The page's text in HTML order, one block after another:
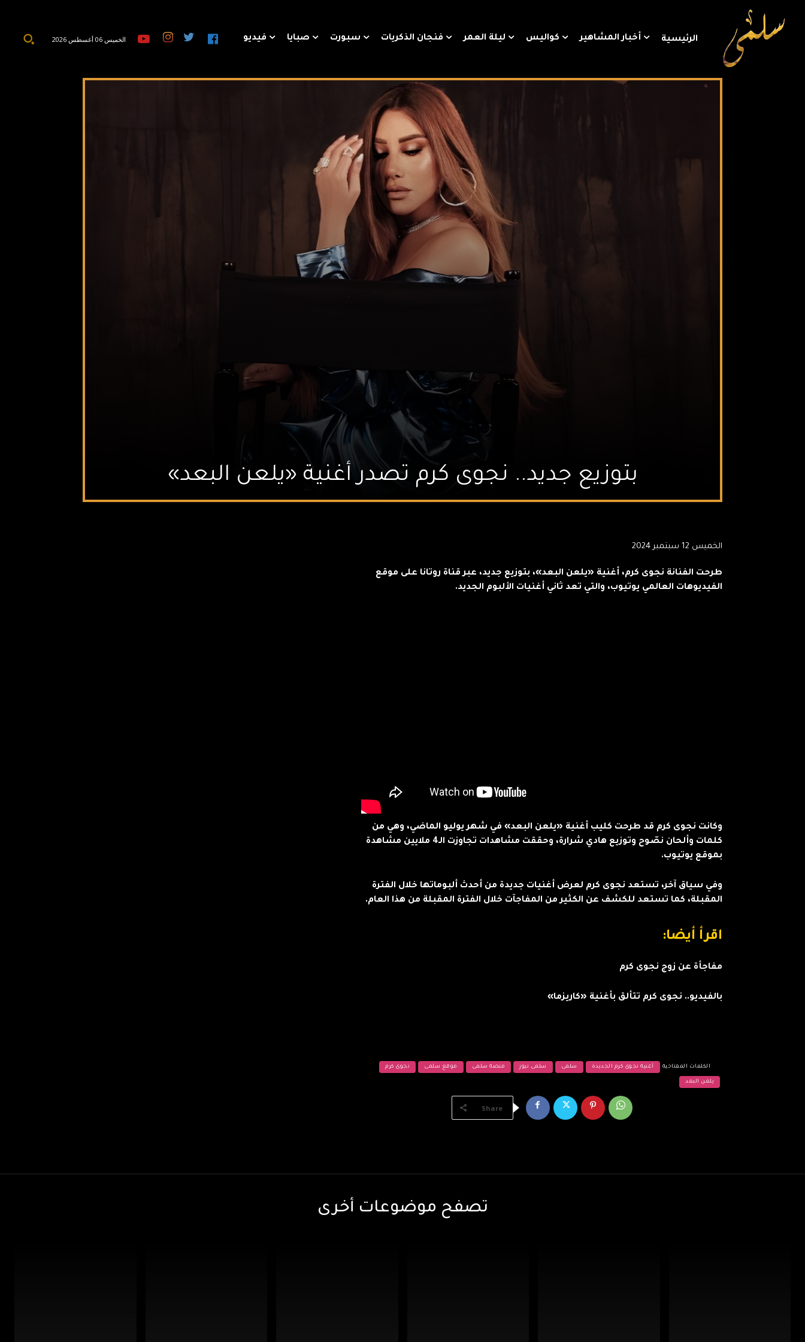
الرئيسية أخبار المشاهير كواليس ليلة العمر فنجان الذكريات سبورت صبايا فيديو الخميس 06 أغسطس 2026
بتوزيع جديد.. نجوى كرم تصدر أغنية «يلعن البعد»
الخميس 12 سبتمبر 2024
طرحت الفنانة نجوى كرم، أغنية «يلعن البعد»، بتوزيع جديد، عبر قناة روتانا على موقع
الفيديوهات العالمي يوتيوب، والتي تعد ثاني أغنيات الألبوم الجديد.
وكانت نجوى كرم قد طرحت كليب أغنية «يلعن البعد» في شهر يوليو الماضي، وهي من
كلمات وألحان نصّوح وتوزيع هادي شرارة، وحققت مشاهدات تجاوزت الـ4 ملايين مشاهدة
بموقع يوتيوب.
وفي سياق آخر، تستعد نجوى كرم لعرض أغنيات جديدة من أحدث ألبوماتها خلال الفترة
المقبلة، كما تستعد للكشف عن الكثير من المفاجآت خلال الفترة المقبلة من هذا العام.
اقرأ أيضا:
مفاجأة عن زوج نجوى كرم
بالفيديو.. نجوى كرم تتألق بأغنية «كاريزما»
الكلمات المفتاحية أغنية نجوى كرم الجديدة سلمى سلمى نيوز منصة سلمى موقع سلمى نجوى كرم
يلعن البعد
Share
تصفح موضوعات أخرى